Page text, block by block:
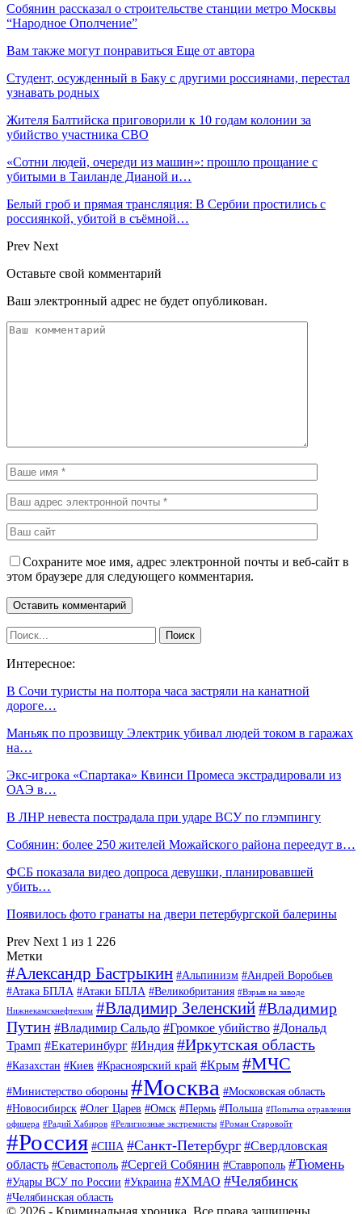
Собянин рассказал о строительстве станции метро Москвы
“Народное Ополчение”
Вам также могут понравиться Еще от автора
Студент, осужденный в Баку с другими россиянами, перестал
узнавать родных
Жителя Балтийска приговорили к 10 годам колонии за
убийство участника СВО
«Сотни людей, очереди из машин»: прошло прощание с
убитыми в Таиланде Дианой и…
Белый гроб и прямая трансляция: В Сербии простились с
россиянкой, убитой в съёмной…
Prev Next
Оставьте свой комментарий
Ваш электронный адрес не будет опубликован.
Сохраните мое имя, адрес электронной почты и веб-сайт в
этом браузере для следующего комментария.
Интересное:
В Сочи туристы на полтора часа застряли на канатной
дороге…
Маньяк по прозвищу Электрик убивал людей током в гаражах
на…
Экс-игрока «Спартака» Квинси Промеса экстрадировали из
ОАЭ в…
В ЛНР невеста пострадала при ударе ВСУ по глэмпингу
Собянин: более 250 жителей Можайского района переедут в…
ФСБ показала видео допроса девушки, планировавшей
убить…
Появилось фото гранаты на двери петербургской балерины
Prev Next 1 из 1 226
Метки
#Александр Бастрыкин #Альпинизм #Андрей Воробьев
#Атака БПЛА #Атаки БПЛА #Великобритания #Взрыв на заводе
Нижнекамскнефтехим #Владимир Зеленский#Владимир
Путин #Владимир Сальдо #Громкое убийство #Дональд
Трамп #Екатеринбург #Индия #Иркутская область
#Казахстан #Киев #Красноярский край #Крым #МЧС
#Министерство обороны #Москва #Московская область
#Новосибирск #Олег Царев #Омск #Пермь #Польша #Попытка отравления
офицера #Радий Хабиров #Религиозные экстремисты #Роман Старовойт
#Россия #США #Санкт-Петербург #Свердловская
область #Севастополь #Сергей Собянин #Ставрополь #Тюмень
#Удары ВСУ по России #Украина #ХМАО #Челябинск
#Челябинская область
© 2026 - Криминальная хроника. Все права защищены.